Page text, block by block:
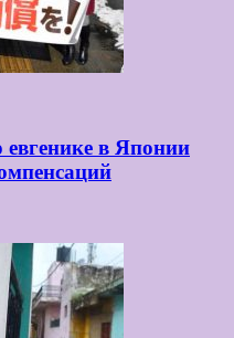
в Японии